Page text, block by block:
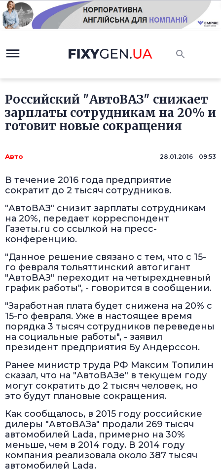
Российский "АвтоВАЗ" снижает
зарплаты сотрудникам на 20% и
готовит новые сокращения
Авто 28.01.2016 09:53
В течение 2016 года предприятие
сократит до 2 тысяч сотрудников.
"АвтоВАЗ" снизит зарплаты сотрудникам
на 20%, передает корреспондент
Газеты.ru со ссылкой на пресс-
конференцию.
"Данное решение связано с тем, что с 15-
го февраля тольяттинский автогигант
"АвтоВАЗ" переходит на четырехдневный
график работы", - говорится в сообщении.
"Заработная плата будет снижена на 20% с
15-го февраля. Уже в настоящее время
порядка 3 тысяч сотрудников переведены
на социальные работы", - заявил
президент предприятия Бу Андерссон.
Ранее министр труда РФ Максим Топилин
сказал, что на "АвтоВАЗе" в текущем году
могут сократить до 2 тысяч человек, но
это будут плановые сокращения.
Как сообщалось, в 2015 году российские
дилеры "АвтоВАЗа" продали 269 тысяч
автомобилей Lada, примерно на 30%
меньше, чем в 2014 году. В 2014 году
компания реализовала около 387 тысяч
автомобилей Lada.